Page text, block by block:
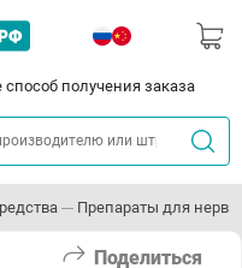
способ получения заказа
Препараты для
Поделиться